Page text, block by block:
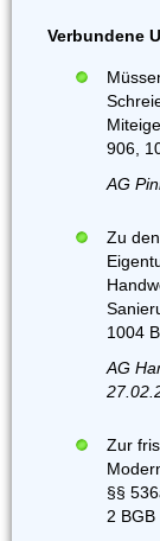
Verbundene
906,
AG
Zu
1004
AG
Zur
§§
2 BGB